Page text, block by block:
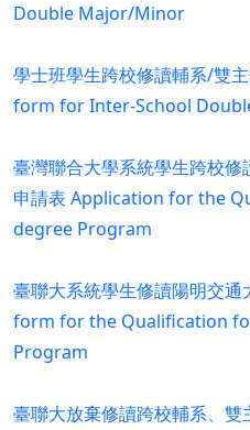
Double Major/Minor
學士班學生跨校修讀輔系/雙
form for Inter-School
臺灣聯合大學系統學生跨校
申請表 Application for the
degree Program
臺聯大系統學生修讀陽明交通
form for the Qualification
Program
臺聯大放棄修讀跨校輔系、雙